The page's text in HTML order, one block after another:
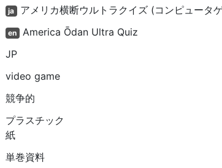
ja
アメリカ横断ウルトラクイズ (コンピュータ
en
America Ōdan Ultra Quiz
JP
video game
競争的
プラスチック
紙
単巻資料